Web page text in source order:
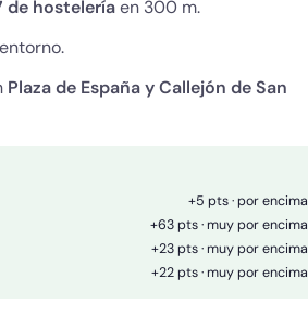
de hosteleríaen 300 m.
Plaza de España y Callejón de San
+5 pts · por encima
+63 pts · muy por encima
+23 pts · muy por encima
+22 pts · muy por encima